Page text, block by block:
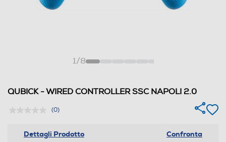
1/8
QUBICK - WIRED CONTROLLER SSC NAPOLI 2.0
(0)
Dettagli Prodotto Confronta